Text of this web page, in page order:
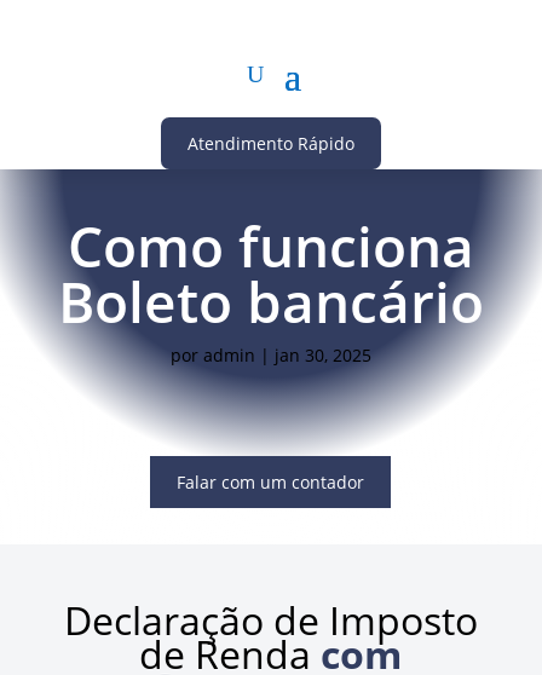
Atendimento Rápido
Como funciona
Boleto bancário
por admin | jan 30, 2025
Falar com um contador
Declaração de Imposto
de Renda com